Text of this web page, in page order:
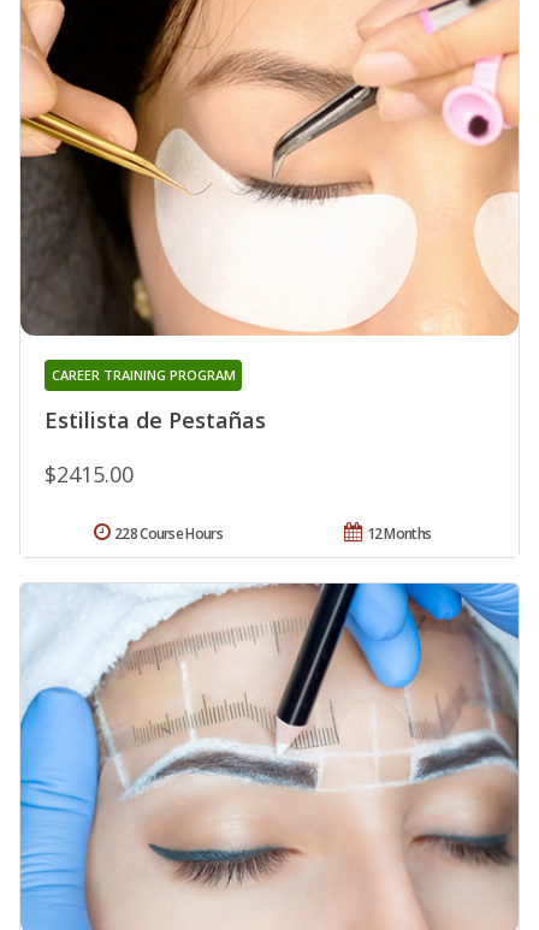
Estilista de Pestañas
CAREER TRAINING PROGRAM
$2415.00
12 Months
228 Course Hours